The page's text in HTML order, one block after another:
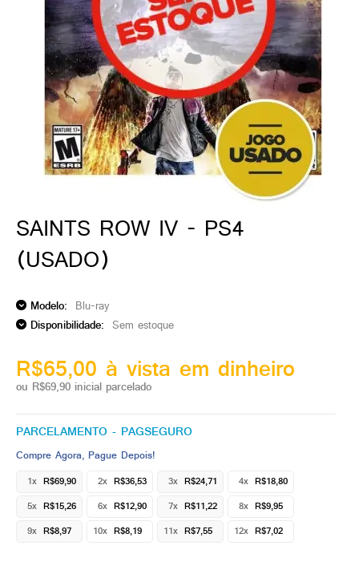
gamer)
SAINTS ROW IV - PS4
(USADO)
Modelo: Blu-ray
Disponibilidade: Sem estoque
R$65,00 à vista em dinheiro
ou R$69,90 inicial parcelado
PARCELAMENTO - PAGSEGURO
Compre Agora, Pague Depois!
1x R$69,90 2x R$36,53 3x R$24,71 4x R$18,80
5x R$15,26 6x R$12,90 7x R$11,22 8x R$9,95
9x R$8,97 10x R$8,19 11x R$7,55 12x R$7,02